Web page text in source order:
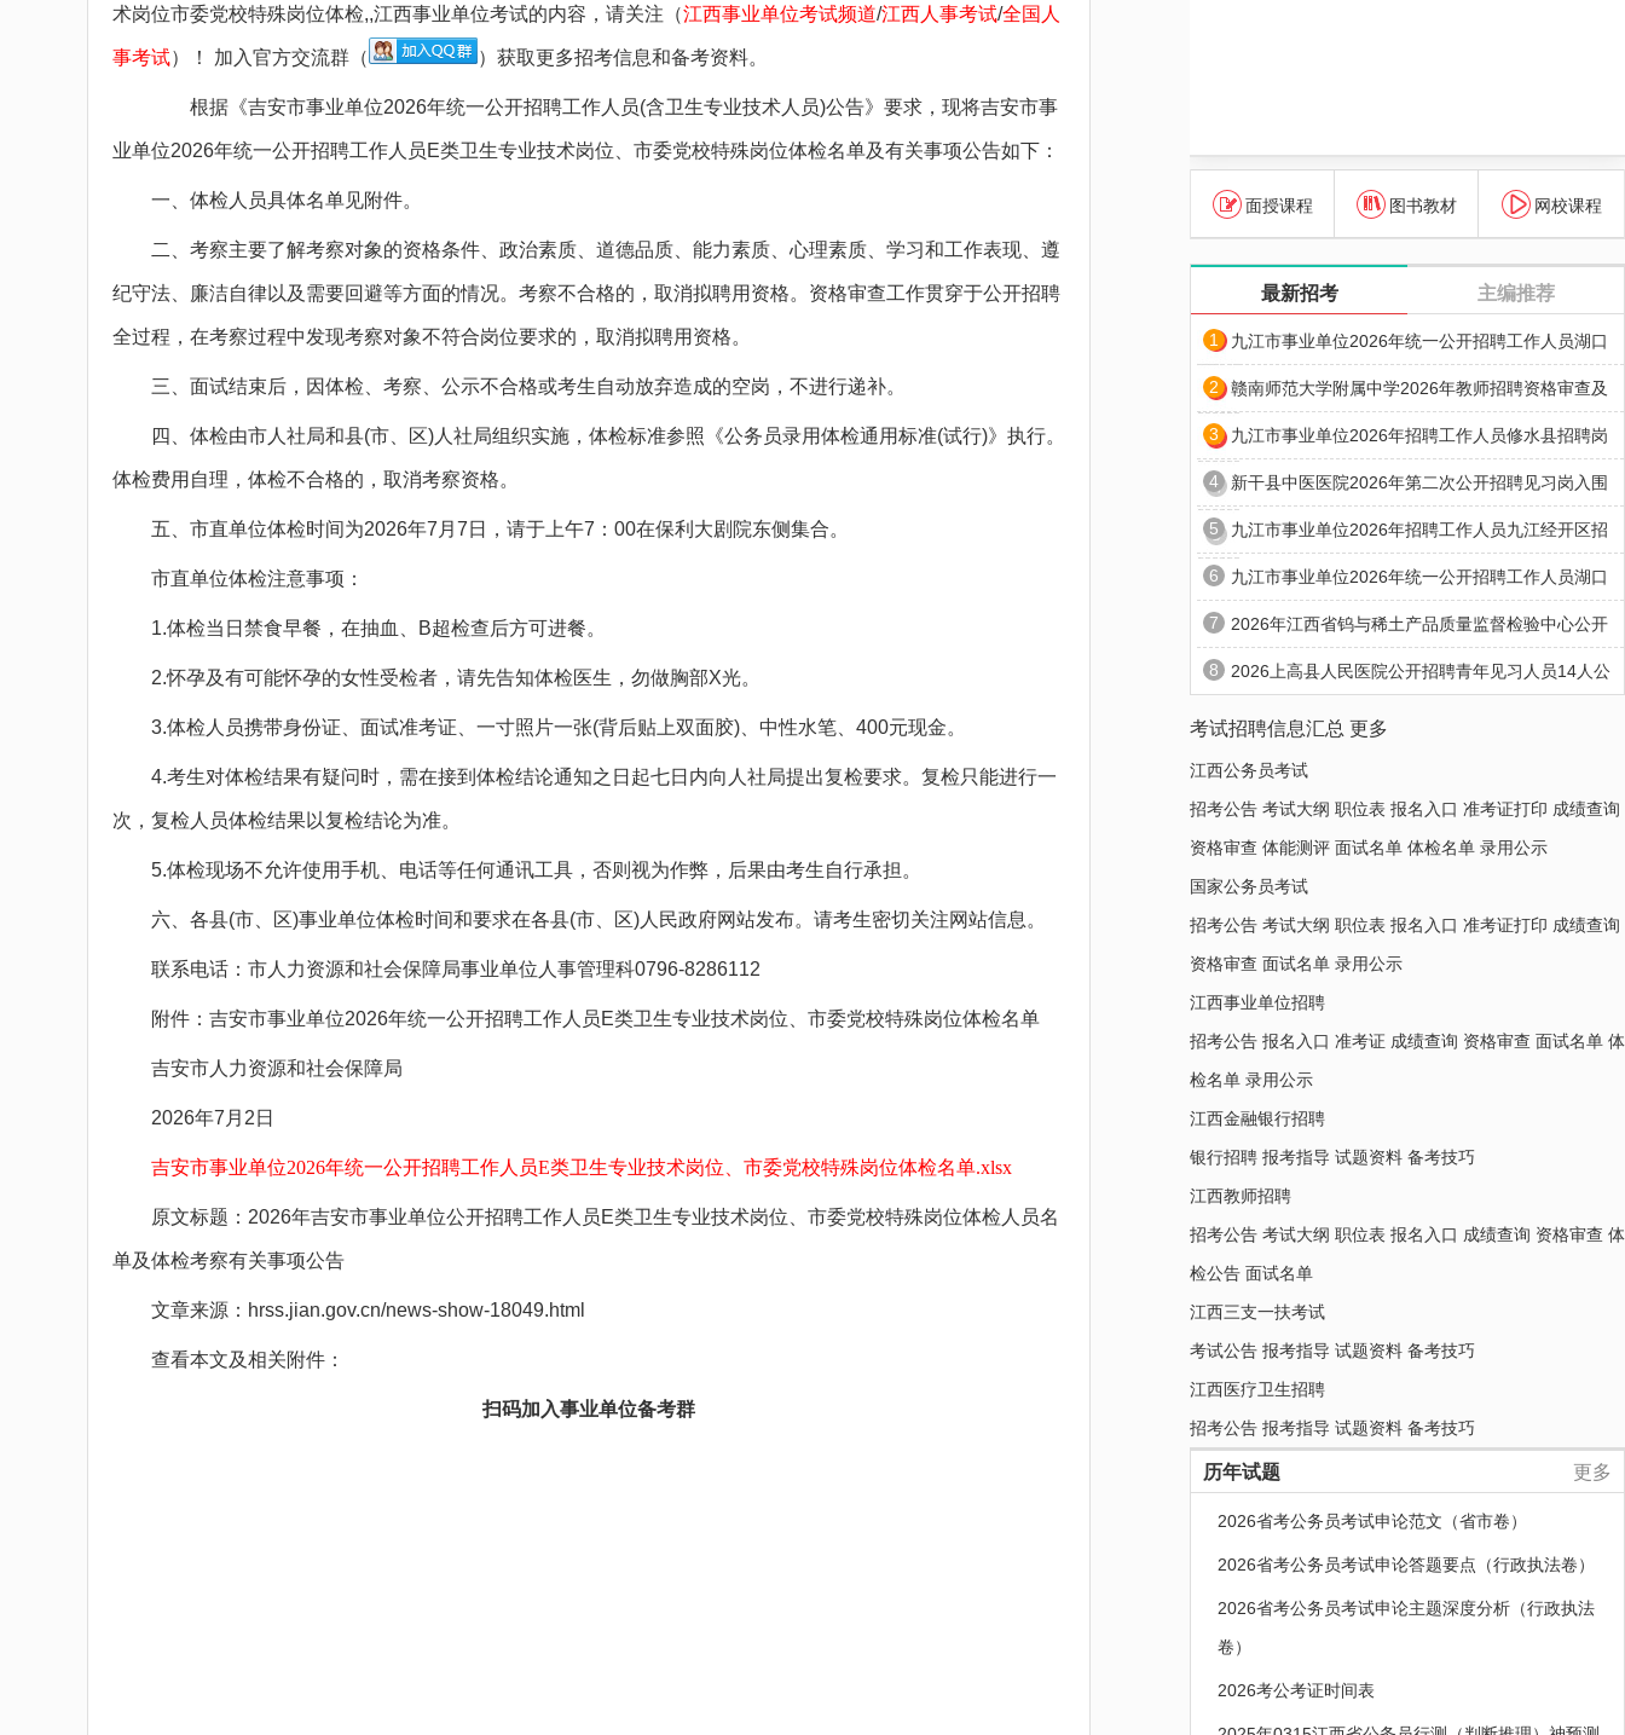
术岗位市委党校特殊岗位体检,,江西事业单位考试的内容，请关注（江西事业单位考试频道/江西人事考试/全国人
事考试）！ 加入官方交流群（ ）获取更多招考信息和备考资料。
​ 根据《吉安市事业单位2026年统一公开招聘工作人员(含卫生专业技术人员)公告》要求，现将吉安市事
业单位2026年统一公开招聘工作人员E类卫生专业技术岗位、市委党校特殊岗位体检名单及有关事项公告如下：
一、体检人员具体名单见附件。
二、考察主要了解考察对象的资格条件、政治素质、道德品质、能力素质、心理素质、学习和工作表现、遵
纪守法、廉洁自律以及需要回避等方面的情况。考察不合格的，取消拟聘用资格。资格审查工作贯穿于公开招聘
全过程，在考察过程中发现考察对象不符合岗位要求的，取消拟聘用资格。
三、面试结束后，因体检、考察、公示不合格或考生自动放弃造成的空岗，不进行递补。
四、体检由市人社局和县(市、区)人社局组织实施，体检标准参照《公务员录用体检通用标准(试行)》执行。
体检费用自理，体检不合格的，取消考察资格。
五、市直单位体检时间为2026年7月7日，请于上午7：00在保利大剧院东侧集合。
市直单位体检注意事项：
1.体检当日禁食早餐，在抽血、B超检查后方可进餐。
2.怀孕及有可能怀孕的女性受检者，请先告知体检医生，勿做胸部X光。
3.体检人员携带身份证、面试准考证、一寸照片一张(背后贴上双面胶)、中性水笔、400元现金。
4.考生对体检结果有疑问时，需在接到体检结论通知之日起七日内向人社局提出复检要求。复检只能进行一
次，复检人员体检结果以复检结论为准。
5.体检现场不允许使用手机、电话等任何通讯工具，否则视为作弊，后果由考生自行承担。
六、各县(市、区)事业单位体检时间和要求在各县(市、区)人民政府网站发布。请考生密切关注网站信息。
联系电话：市人力资源和社会保障局事业单位人事管理科0796-8286112
附件：吉安市事业单位2026年统一公开招聘工作人员E类卫生专业技术岗位、市委党校特殊岗位体检名单
吉安市人力资源和社会保障局
2026年7月2日
吉安市事业单位2026年统一公开招聘工作人员E类卫生专业技术岗位、市委党校特殊岗位体检名单.xlsx​
原文标题：2026年吉安市事业单位公开招聘工作人员E类卫生专业技术岗位、市委党校特殊岗位体检人员名
单及体检考察有关事项公告
文章来源：hrss.jian.gov.cn/news-show-18049.html
查看本文及相关附件：
扫码加入事业单位备考群
面授课程 图书教材 网校课程
最新招考 主编推荐
1 九江市事业单位2026年统一公开招聘工作人员湖口
2 赣南师范大学附属中学2026年教师招聘资格审查及
3 九江市事业单位2026年招聘工作人员修水县招聘岗
4 新干县中医医院2026年第二次公开招聘见习岗入围
5 九江市事业单位2026年招聘工作人员九江经开区招
6 九江市事业单位2026年统一公开招聘工作人员湖口
7 2026年江西省钨与稀土产品质量监督检验中心公开
8 2026上高县人民医院公开招聘青年见习人员14人公
考试招聘信息汇总 更多
江西公务员考试
招考公告 考试大纲 职位表 报名入口 准考证打印 成绩查询
资格审查 体能测评 面试名单 体检名单 录用公示
国家公务员考试
招考公告 考试大纲 职位表 报名入口 准考证打印 成绩查询
资格审查 面试名单 录用公示
江西事业单位招聘
招考公告 报名入口 准考证 成绩查询 资格审查 面试名单 体
检名单 录用公示
江西金融银行招聘
银行招聘 报考指导 试题资料 备考技巧
江西教师招聘
招考公告 考试大纲 职位表 报名入口 成绩查询 资格审查 体
检公告 面试名单
江西三支一扶考试
考试公告 报考指导 试题资料 备考技巧
江西医疗卫生招聘
招考公告 报考指导 试题资料 备考技巧
历年试题 更多
2026省考公务员考试申论范文（省市卷）
2026省考公务员考试申论答题要点（行政执法卷）
2026省考公务员考试申论主题深度分析（行政执法
卷）
2026考公考证时间表